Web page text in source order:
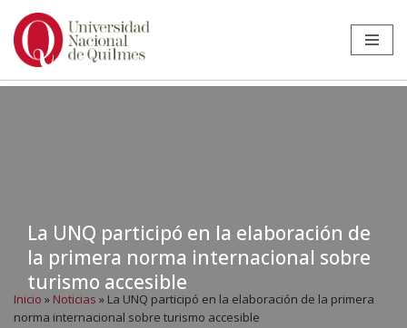
Ir
La UNQ participó en la elaboración de
la primera norma internacional sobre
turismo accesible
Inicio » Noticias » La UNQ participó en la elaboración de la primera
norma internacional sobre turismo accesible